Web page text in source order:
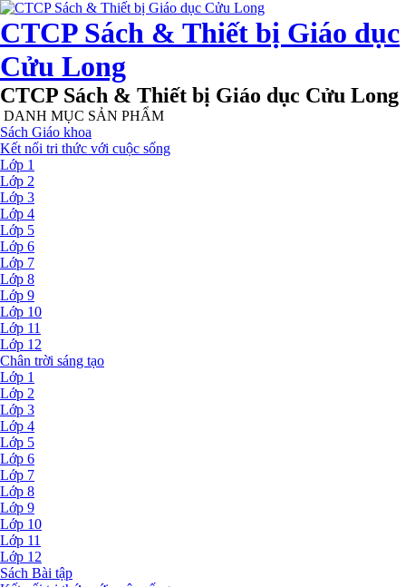
CTCP Sách & Thiết bị Giáo dục
Cửu Long
CTCP Sách & Thiết bị Giáo dục Cửu Long
DANH MỤC SẢN PHẨM
Sách Giáo khoa
Kết nối tri thức với cuộc sống
Lớp 1
Lớp 2
Lớp 3
Lớp 4
Lớp 5
Lớp 6
Lớp 7
Lớp 8
Lớp 9
Lớp 10
Lớp 11
Lớp 12
Chân trời sáng tạo
Lớp 1
Lớp 2
Lớp 3
Lớp 4
Lớp 5
Lớp 6
Lớp 7
Lớp 8
Lớp 9
Lớp 10
Lớp 11
Lớp 12
Sách Bài tập